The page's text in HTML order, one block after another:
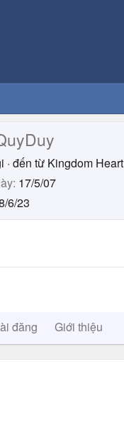
· đến từ Kingdom Heart
17/5/07
6/23
đăng Giới thiệu